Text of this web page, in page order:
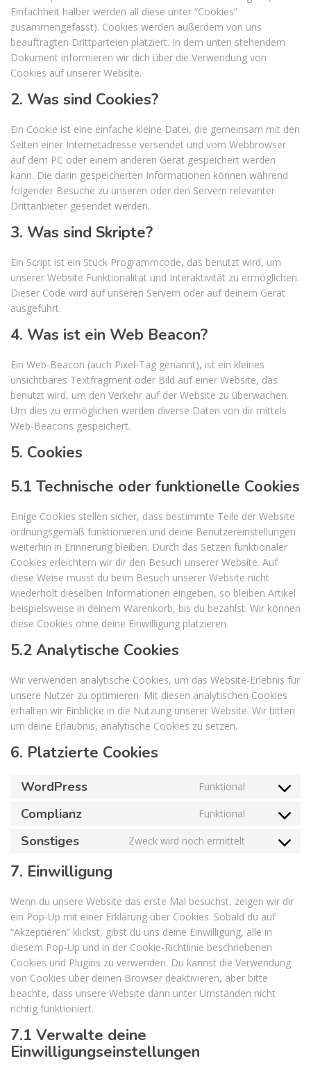
Einfachheit halber werden all diese unter “Cookies”
zusammengefasst). Cookies werden außerdem von uns
beauftragten Drittparteien platziert. In dem unten stehendem
Dokument informieren wir dich über die Verwendung von
Cookies auf unserer Website.
2. Was sind Cookies?
Ein Cookie ist eine einfache kleine Datei, die gemeinsam mit den
Seiten einer Internetadresse versendet und vom Webbrowser
auf dem PC oder einem anderen Gerät gespeichert werden
kann. Die darin gespeicherten Informationen können während
folgender Besuche zu unseren oder den Servern relevanter
Drittanbieter gesendet werden.
3. Was sind Skripte?
Ein Script ist ein Stück Programmcode, das benutzt wird, um
unserer Website Funktionalität und Interaktivität zu ermöglichen.
Dieser Code wird auf unseren Servern oder auf deinem Gerät
ausgeführt.
4. Was ist ein Web Beacon?
Ein Web-Beacon (auch Pixel-Tag genannt), ist ein kleines
unsichtbares Textfragment oder Bild auf einer Website, das
benutzt wird, um den Verkehr auf der Website zu überwachen.
Um dies zu ermöglichen werden diverse Daten von dir mittels
Web-Beacons gespeichert.
5. Cookies
5.1 Technische oder funktionelle Cookies
Einige Cookies stellen sicher, dass bestimmte Teile der Website
ordnungsgemäß funktionieren und deine Benutzereinstellungen
weiterhin in Erinnerung bleiben. Durch das Setzen funktionaler
Cookies erleichtern wir dir den Besuch unserer Website. Auf
diese Weise musst du beim Besuch unserer Website nicht
wiederholt dieselben Informationen eingeben, so bleiben Artikel
beispielsweise in deinem Warenkorb, bis du bezahlst. Wir können
diese Cookies ohne deine Einwilligung platzieren.
5.2 Analytische Cookies
Wir verwenden analytische Cookies, um das Website-Erlebnis für
unsere Nutzer zu optimieren. Mit diesen analytischen Cookies
erhalten wir Einblicke in die Nutzung unserer Website. Wir bitten
um deine Erlaubnis, analytische Cookies zu setzen.
6. Platzierte Cookies
WordPress Funktional
Consent
service
wordpress
Complianz Funktional
Consent
service
Sonstiges Zweck wird noch ermittelt
Consent
7. Einwilligung
Wenn du unsere Website das erste Mal besuchst, zeigen wir dir
ein Pop-Up mit einer Erklärung über Cookies. Sobald du auf
“Akzeptieren” klickst, gibst du uns deine Einwilligung, alle in
diesem Pop-Up und in der Cookie-Richtlinie beschriebenen
Cookies und Plugins zu verwenden. Du kannst die Verwendung
von Cookies über deinen Browser deaktivieren, aber bitte
beachte, dass unsere Website dann unter Umständen nicht
richtig funktioniert.
7.1 Verwalte deine
Einwilligungseinstellungen